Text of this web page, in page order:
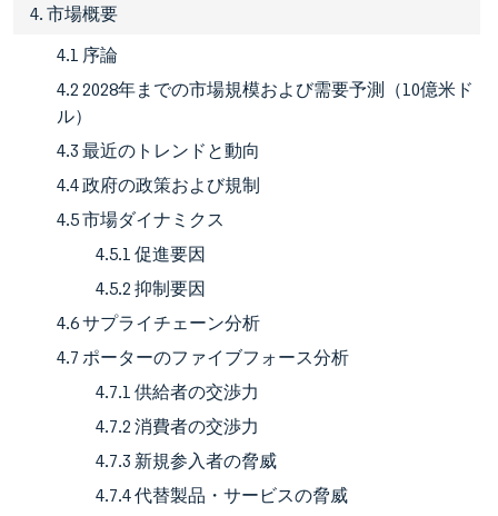
4. 市場概要
4.1 序論
4.2 2028年までの市場規模および需要予測（10億米ド
ル）
4.3 最近のトレンドと動向
4.4 政府の政策および規制
4.5 市場ダイナミクス
4.5.1 促進要因
4.5.2 抑制要因
4.6 サプライチェーン分析
4.7 ポーターのファイブフォース分析
4.7.1 供給者の交渉力
4.7.2 消費者の交渉力
4.7.3 新規参入者の脅威
4.7.4 代替製品・サービスの脅威